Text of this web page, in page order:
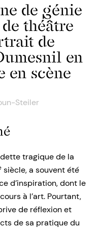
de génie
théâtre
de
en
en scène
Steiler
tragique de la
siècle, a souvent été
d’inspiration, dont le
à l’art. Pourtant,
de réflexion et
de sa pratique du